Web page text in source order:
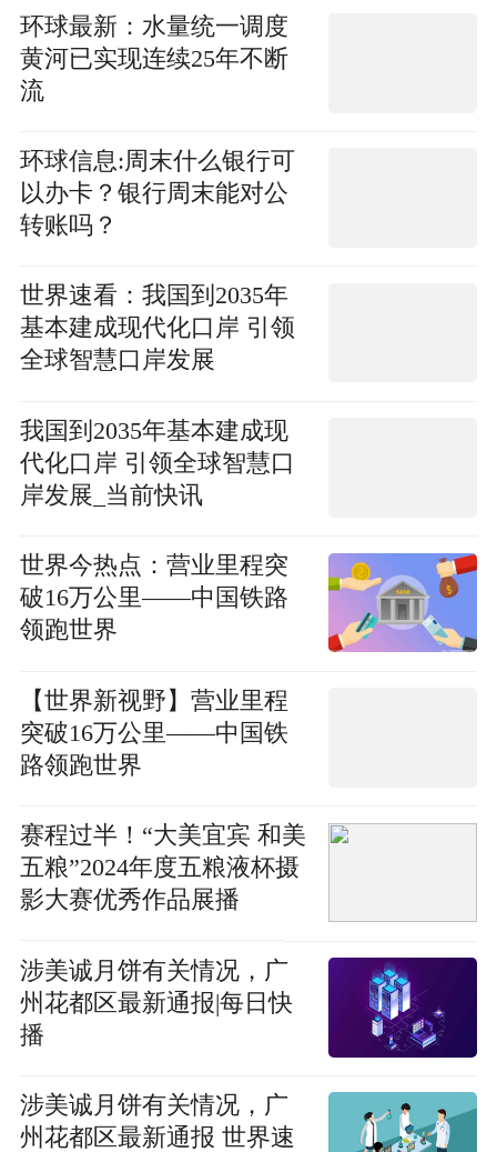
环球最新：水量统一调度
黄河已实现连续25年不断
流
环球信息:周末什么银行可
以办卡？银行周末能对公
转账吗？
世界速看：我国到2035年
基本建成现代化口岸 引领
全球智慧口岸发展
我国到2035年基本建成现
代化口岸 引领全球智慧口
岸发展_当前快讯
世界今热点：营业里程突
破16万公里——中国铁路
领跑世界
【世界新视野】营业里程
突破16万公里——中国铁
路领跑世界
赛程过半！“大美宜宾 和美
五粮”2024年度五粮液杯摄
影大赛优秀作品展播
涉美诚月饼有关情况，广
州花都区最新通报|每日快
播
涉美诚月饼有关情况，广
州花都区最新通报 世界速